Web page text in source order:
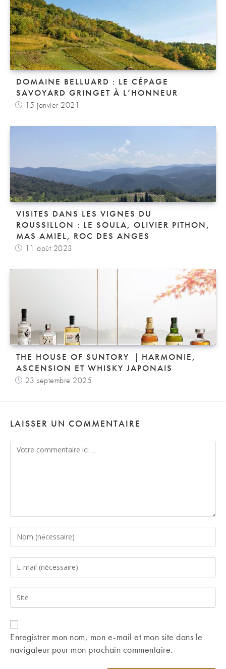
DOMAINE BELLUARD : LE CÉPAGE
SAVOYARD GRINGET À L’HONNEUR
15 janvier 2021
VISITES DANS LES VIGNES DU
ROUSSILLON : LE SOULA, OLIVIER PITHON,
MAS AMIEL, ROC DES ANGES
11 août 2023
THE HOUSE OF SUNTORY ｜HARMONIE,
ASCENSION ET WHISKY JAPONAIS
23 septembre 2025
LAISSER UN COMMENTAIRE
Comment
Enter
your
name
comment
Enter
your
email
address
comment
Saisir
l’URL
de
votre
(facultatif)
Enregistrer mon nom, mon e-mail et mon site dans le
navigateur pour mon prochain commentaire.